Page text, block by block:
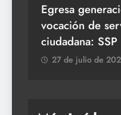
Egresa
vocación de
ciudadana: SSP
27 de julio de